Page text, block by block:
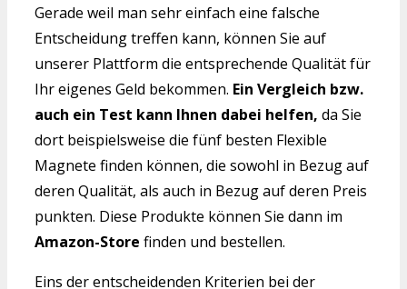
Gerade weil man sehr einfach eine falsche
Entscheidung treffen kann, können Sie auf
unserer Plattform die entsprechende Qualität für
Ihr eigenes Geld bekommen. Ein Vergleich bzw.
auch ein Test kann Ihnen dabei helfen, da Sie
dort beispielsweise die fünf besten Flexible
Magnete finden können, die sowohl in Bezug auf
deren Qualität, als auch in Bezug auf deren Preis
punkten. Diese Produkte können Sie dann im
Amazon-Store finden und bestellen.
Eins der entscheidenden Kriterien bei der